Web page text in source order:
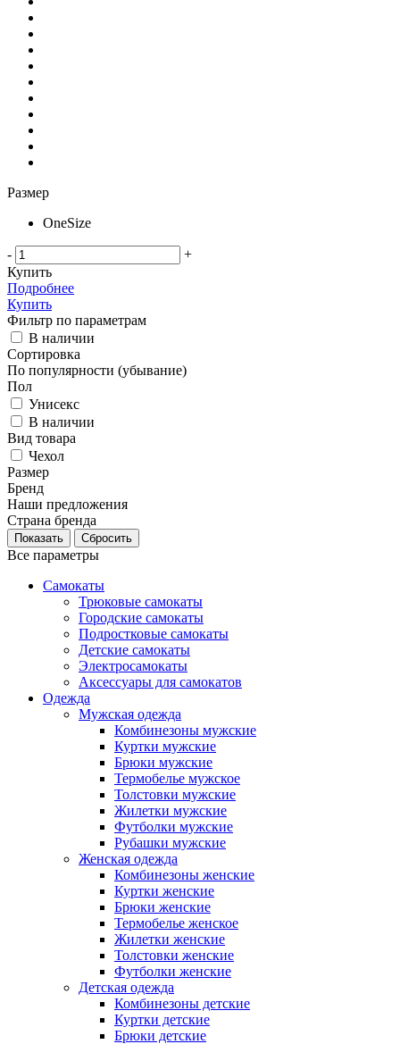
Размер
OneSize
-
+
Купить
Подробнее
Купить
Фильтр по параметрам
В наличии
Сортировка
По популярности (убывание)
Пол
Унисекс
В наличии
Вид товара
Чехол
Размер
Бренд
Наши предложения
Страна бренда
Сбросить
Все параметры
Самокаты
Трюковые самокаты
Городские самокаты
Подростковые самокаты
Детские самокаты
Электросамокаты
Аксессуары для самокатов
Одежда
Мужская одежда
Комбинезоны мужские
Куртки мужские
Брюки мужские
Термобелье мужское
Толстовки мужские
Жилетки мужские
Футболки мужские
Рубашки мужские
Женская одежда
Комбинезоны женские
Куртки женские
Брюки женские
Термобелье женское
Жилетки женские
Толстовки женские
Футболки женские
Детская одежда
Комбинезоны детские
Куртки детские
Брюки детские